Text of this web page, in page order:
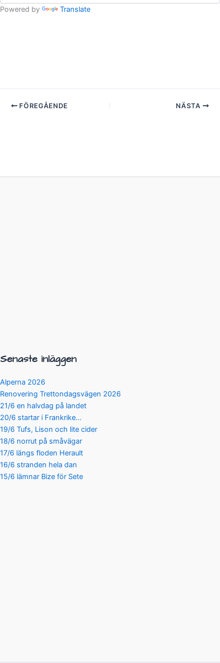
Powered by Translate
FÖREGÅENDE NÄSTA
Senaste inläggen
Alperna 2026
Renovering Trettondagsvägen 2026
21/6 en halvdag på landet
20/6 startar i Frankrike…
19/6 Tufs, Lison och lite cider
18/6 norrut på småvägar
17/6 längs floden Herault
16/6 stranden hela dan
15/6 lämnar Bize för Sete